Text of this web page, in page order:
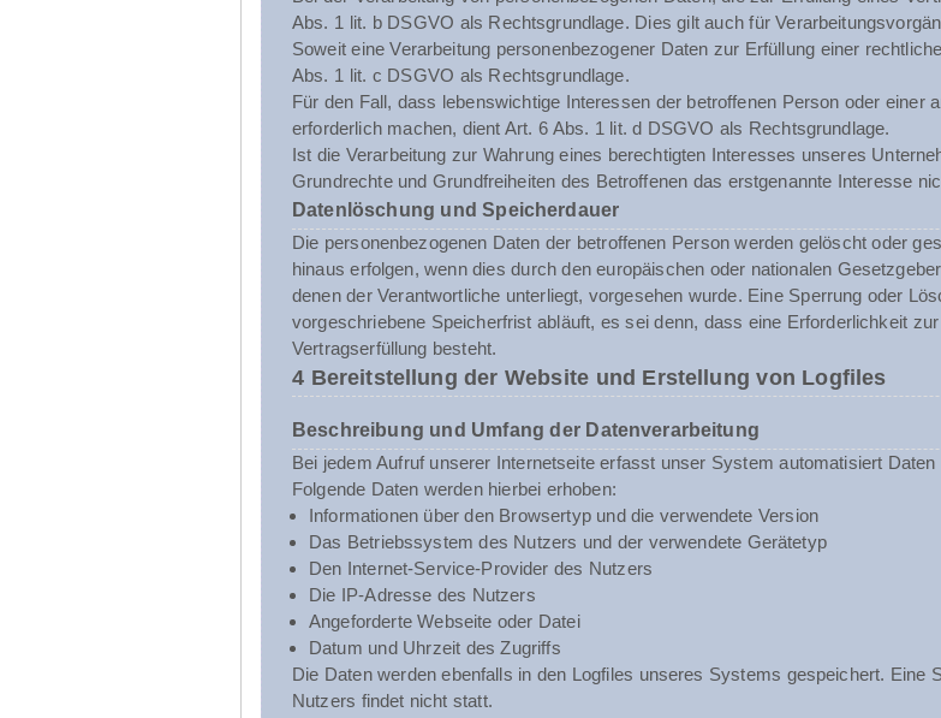
Abs. 1 lit. b DSGVO als Rechtsgrundlage. Dies gilt auch für
Soweit eine Verarbeitung personenbezogener Daten zur Erfüllung einer
Abs. 1 lit. c DSGVO als Rechtsgrundlage.
Für den Fall, dass lebenswichtige Interessen der betroffenen Person oder einer
erforderlich machen, dient Art. 6 Abs. 1 lit. d DSGVO als Rechtsgrundlage.
Ist die Verarbeitung zur Wahrung eines berechtigten Interesses unseres
Grundrechte und Grundfreiheiten des Betroffenen das erstgenannte Interesse
Datenlöschung und Speicherdauer
Die personenbezogenen Daten der betroffenen Person werden gelöscht oder
hinaus erfolgen, wenn dies durch den europäischen oder nationalen
denen der Verantwortliche unterliegt, vorgesehen wurde. Eine Sperrung oder
vorgeschriebene Speicherfrist abläuft, es sei denn, dass eine Erforderlichkeit
Vertragserfüllung besteht.
4 Bereitstellung der Website und Erstellung von Logfiles
Beschreibung und Umfang der Datenverarbeitung
Bei jedem Aufruf unserer Internetseite erfasst unser System automatisiert
Folgende Daten werden hierbei erhoben:
Informationen über den Browsertyp und die verwendete Version
Das Betriebssystem des Nutzers und der verwendete Gerätetyp
Den Internet-Service-Provider des Nutzers
Die IP-Adresse des Nutzers
Angeforderte Webseite oder Datei
Datum und Uhrzeit des Zugriffs
Die Daten werden ebenfalls in den Logfiles unseres Systems gespeichert.
Nutzers findet nicht statt.